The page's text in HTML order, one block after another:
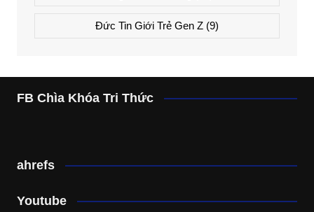
Đức Tin Giới Trẻ Gen Z(9)
FB Chìa Khóa Tri Thức
ahrefs
Youtube